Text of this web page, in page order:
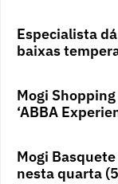
Especialista
baixas
Mogi
‘ABBA
Mogi
nesta quarta